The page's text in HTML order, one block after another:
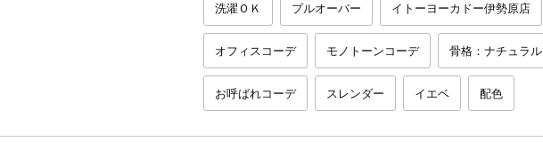
洗濯ＯＫ プルオーバー イトーヨーカドー伊勢原店
オフィスコーデ モノトーンコーデ 骨格：ナチュラル
お呼ばれコーデ スレンダー イエベ 配色